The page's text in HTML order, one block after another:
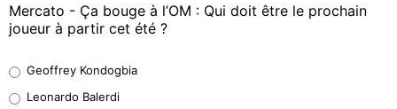
Mercato - Ça bouge à l’OM : Qui doit être le prochain
joueur à partir cet été ?
38%
Geoffrey Kondogbia
Leonardo Balerdi